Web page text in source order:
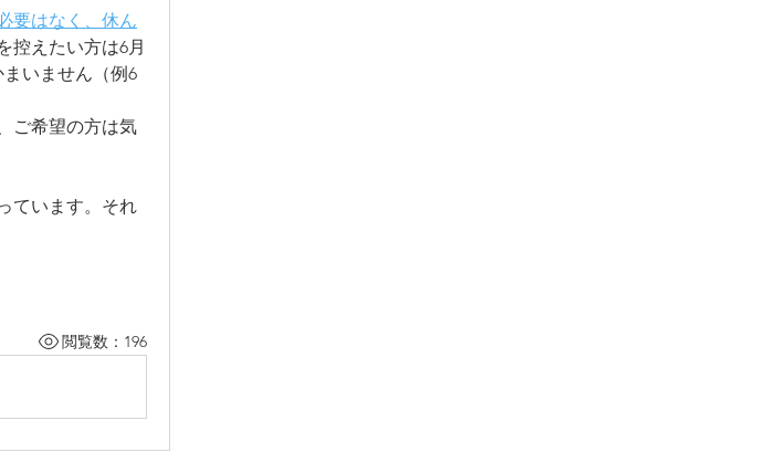
要はなく、休ん
控えたい方は6月
いません（例6
ご希望の方は気
ています。それ
閲覧数：196